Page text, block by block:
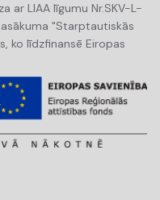
ar LIAA līgumu Nr.SKV-L-
"Starptautiskās
ko līdzfinansē Eiropas